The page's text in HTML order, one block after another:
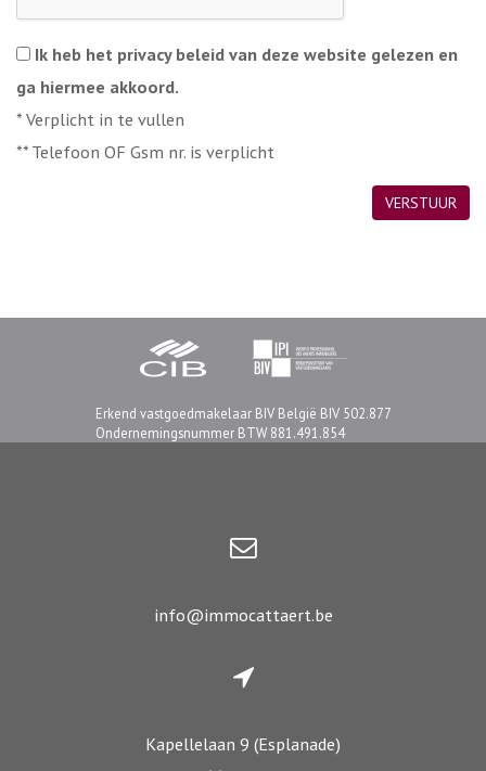
Ik heb het privacy beleid van deze website gelezen en
ga hiermee akkoord.
* Verplicht in te vullen
** Telefoon OF Gsm nr. is verplicht
Erkend vastgoedmakelaar BIV België BIV 502.877
Ondernemingsnummer BTW 881.491.854
info@immocattaert.be
Kapellelaan 9 (Esplanade)